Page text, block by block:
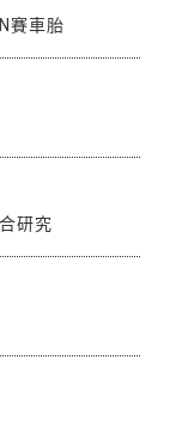
賽車胎
研究